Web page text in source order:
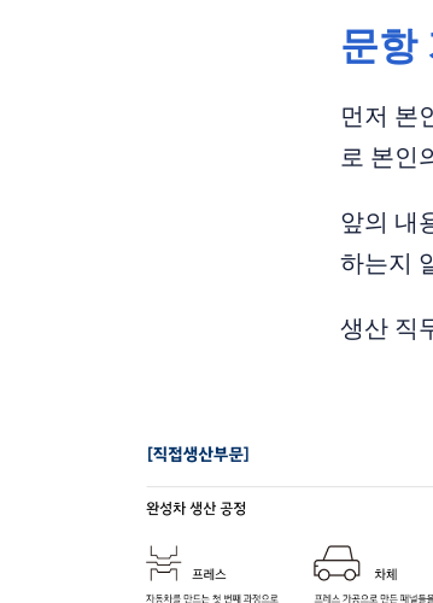
문항
먼저 본
로 본인
앞의 내
하는지
생산 직